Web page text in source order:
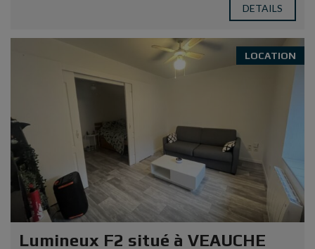
DETAILS
LOCATION
Lumineux F2 situé à VEAUCHE